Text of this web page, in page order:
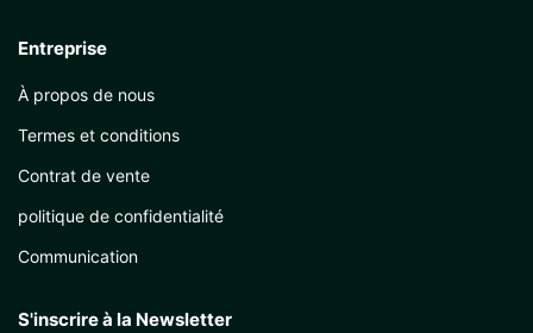
Entreprise
À propos de nous
Termes et conditions
Contrat de vente
politique de confidentialité
Communication
S'inscrire à la Newsletter